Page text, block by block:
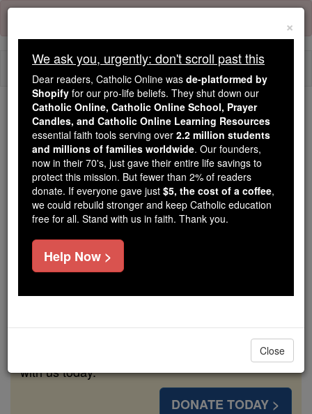
Skip
content
Because of You, 2.2 Million
Students Are Being Formed in the
Faith
Because of generous supporters like you,
Catholic Online School has already delivered
free, faithful Catholic education to over 2.2
million students across 193 countries. In an age
of noise and algorithms, you are helping form
souls with truth, prayer, Scripture, and Christ.
If everyone who reads this gave just $5 — the
families and keep this life-changing formation
free for all. Be Courageous. Be Catholic. Stand
with us today.
DONATE TODAY >
×
We ask you, urgently: don't scroll past this
Dear readers, Catholic Online was de-platformed by
Shopify for our pro-life beliefs. They shut down our
Catholic Online, Catholic Online School, Prayer
Candles, and Catholic Online Learning Resources
essential faith tools serving over 2.2 million students
and millions of families worldwide. Our founders,
now in their 70's, just gave their entire life savings to
protect this mission. But fewer than 2% of readers
donate. If everyone gave just $5, the cost of a coffee,
we could rebuild stronger and keep Catholic education
free for all. Stand with us in faith. Thank you.
Help Now >
Close